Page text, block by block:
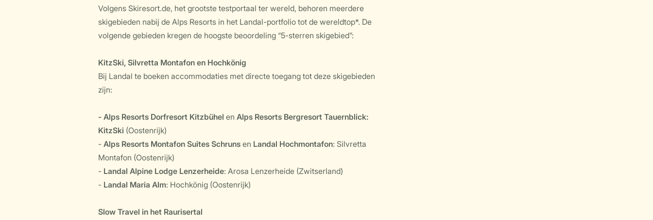
Volgens Skiresort.de, het grootste testportaal ter wereld, behoren meerdere
skigebieden nabij de Alps Resorts in het Landal-portfolio tot de wereldtop*. De
volgende gebieden kregen de hoogste beoordeling “5-sterren skigebied”:
KitzSki, Silvretta Montafon en Hochkönig
Bij Landal te boeken accommodaties met directe toegang tot deze skigebieden
zijn:
- Alps Resorts Dorfresort Kitzbühel en Alps Resorts Bergresort Tauernblick:
KitzSki (Oostenrijk)
- Alps Resorts Montafon Suites Schruns en Landal Hochmontafon: Silvretta
Montafon (Oostenrijk)
- Landal Alpine Lodge Lenzerheide: Arosa Lenzerheide (Zwitserland)
- Landal Maria Alm: Hochkönig (Oostenrijk)
Slow Travel in het Raurisertal